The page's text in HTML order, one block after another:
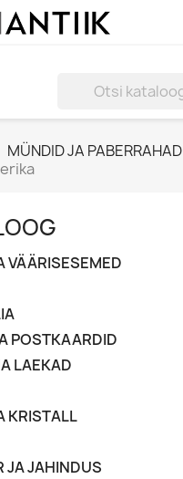
MÜNDID JA PABERRAHAD
VÄÄRISESEMED
POSTKAARDID
LAEKAD
KRISTALL
JA JAHINDUS